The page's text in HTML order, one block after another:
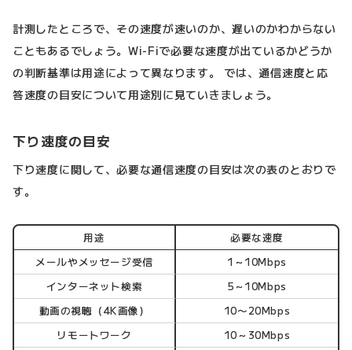
計測したところで、その速度が速いのか、遅いのかわからない
こともあるでしょう。Wi-Fiで必要な速度が出ているかどうか
の判断基準は用途によって異なります。 では、通信速度と応
答速度の目安について用途別に見ていきましょう。
下り速度の目安
下り速度に関して、必要な通信速度の目安は次の表のとおりで
す。
用途
必要な速度
メールやメッセージ受信
1～10Mbps
インターネット検索
5～10Mbps
動画の視聴（4K画像）
10〜20Mbps
リモートワーク
10～30Mbps